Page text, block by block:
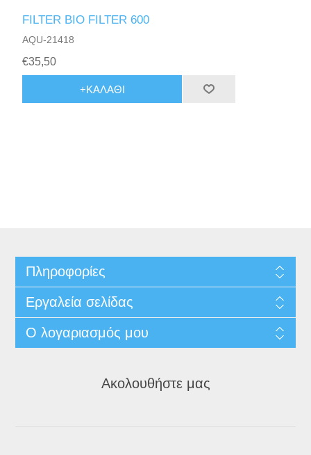
FILTER BIO FILTER 600
AQU-21418
€35,50
+ΚΑΛΆΘΙ
Πληροφορίες
Εργαλεία σελίδας
Ο λογαριασμός μου
Ακολουθήστε μας